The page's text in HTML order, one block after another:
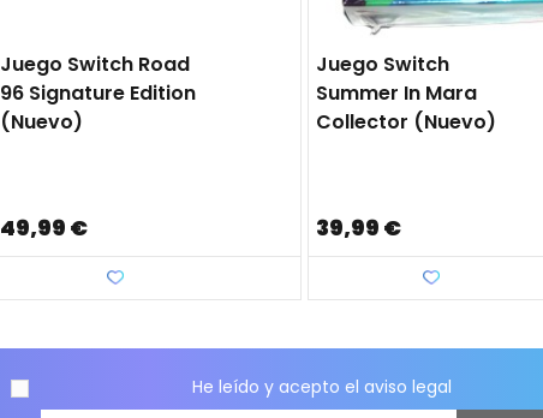
Juego Switch Road
96 Signature Edition
(nuevo)
49,99 €
Juego Switch
Summer In Mara
Collector (nuevo)
39,99 €
He leído y acepto elaviso legal